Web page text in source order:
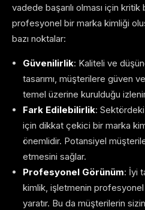
vadede başarılı olması için kritik
profesyonel bir marka kimliği
bazı noktalar:
Güvenilirlik: Kaliteli ve
tasarımı, müşterilere güven
temel üzerine kurulduğu
Fark Edilebilirlik:
için dikkat çekici bir marka
önemlidir. Potansiyel
etmesini sağlar.
Profesyonel Görünüm: İyi
kimlik, işletmenin
yaratır. Bu da müşterilerin